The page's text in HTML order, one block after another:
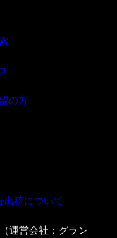
の方
運営会社：グラン
出稿について